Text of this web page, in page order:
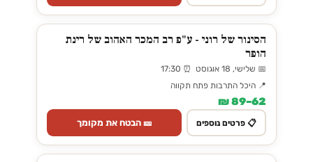
הסינור של רוני - ע"פ רב המכר האהוב של רינת
הופר
📅 שלישי, 18 אוגוסט ⏰ 17:30
📍 היכל התרבות פתח תקווה
62–89 ₪
📋 פרטים נוספים 🎫 הבטח את מקומך